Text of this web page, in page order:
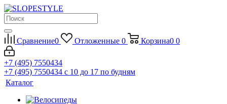
Сравнение0 Отложенные 0 Корзина0 0
+7 (495) 7550434
+7 (495) 7550434 с 10 до 17 по будням
Каталог